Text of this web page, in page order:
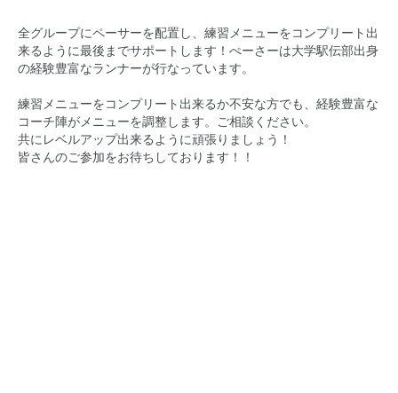
全グループにペーサーを配置し、練習メニューをコンプリート出
来るように最後までサポートします！ぺーさーは大学駅伝部出身
の経験豊富なランナーが行なっています。
練習メニューをコンプリート出来るか不安な方でも、経験豊富な
コーチ陣がメニューを調整します。ご相談ください。
共にレベルアップ出来るように頑張りましょう！
皆さんのご参加をお待ちしております！！